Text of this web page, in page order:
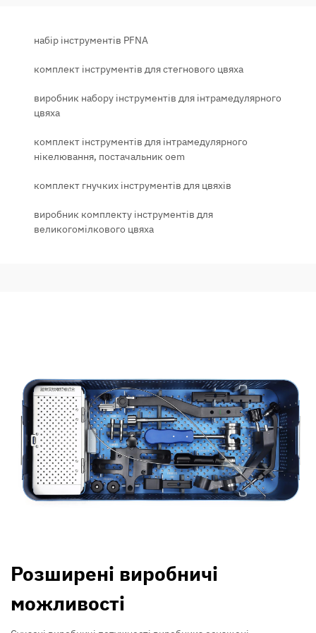
набір інструментів PFNA
комплект інструментів для стегнового цвяха
виробник набору інструментів для інтрамедулярного
цвяха
комплект інструментів для інтрамедулярного
нікелювання, постачальник oem
комплект гнучких інструментів для цвяхів
виробник комплекту інструментів для
великогомілкового цвяха
Розширені виробничі
можливості